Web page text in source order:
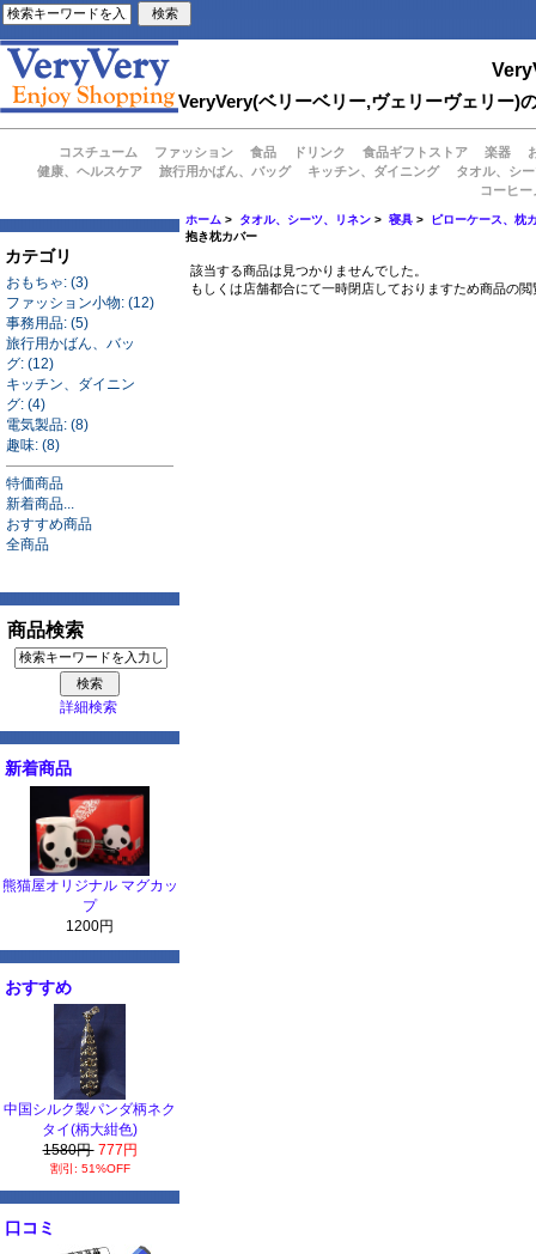
VeryVery(ベリーベリー,ヴェリーヴェリー)
コスチューム ファッション 食品 ドリンク 食品ギフトストア 楽器
健康、ヘルスケア
旅行用かばん、バッグ キッチン、ダイニング
タオル、シ
コーヒ
カテゴリ
おもちゃ: (3)
ファッション小物: (12)
事務用品: (5)
旅行用かばん、バッ
グ: (12)
キッチン、ダイニン
グ: (4)
電気製品: (8)
趣味: (8)
特価商品
新着商品...
おすすめ商品
全商品
商品検索
詳細検索
新着商品
熊猫屋オリジナル マグカッ
プ
1200円
おすすめ
中国シルク製パンダ柄ネク
タイ(柄大紺色)
1580円 777円
割引: 51%OFF
口コミ
ホーム > タオル、シーツ、リネン >寝具 >
ピローケース、枕
抱き枕カバー
該当する商品は見つかりませんでした。
もしくは店舗都合にて一時閉店しておりますため商品の